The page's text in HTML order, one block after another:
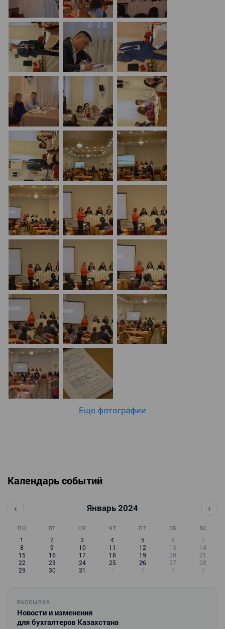
Еще фотографии
Календарь событий
‹ Январь 2024 ›
ПН ВТ СР ЧТ ПТ СБ ВС
1 2 3 4 5 6
7
8
9 10 11 12 13
14
15
16 17 18 19 20
21
22
23 24 25 26 27
28
29
30 31 1 2 3 4
РАССЫЛКА
Новости и изменения
для бухгалтеров Казахстана